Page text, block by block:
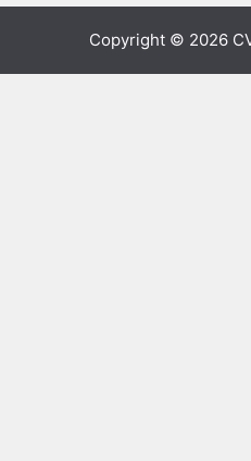
Copyright © 2026